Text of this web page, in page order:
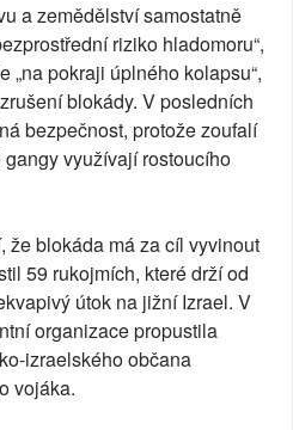
a zemědělství samostatně
riziko hladomoru“,
„na pokraji úplného kolapsu“,
blokády. V posledních
bezpečnost, protože zoufalí
využívají rostoucího
že blokáda má za cíl vyvinout
59 rukojmích, které drží od
útok na jižní Izrael. V
organizace propustila
izraelského občana
vojáka.